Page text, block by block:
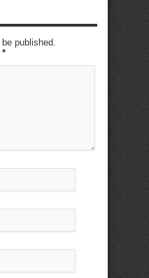
published.
*